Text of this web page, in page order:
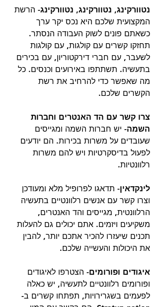
נטוורקינג, נטוורקינג, נטוורקינג- הרשת
המקצועית שלכם היא נכס יקר ערך
כשאתם פונים לשוק העבודה הנסתר.
תחזקו קשרים עם קולגות, עם קולגות
לשעבר, עם חברי דירקטוריון, עם בכירים
בתעשיה. תשתתפו באירועים וכנסים. כל
מה שאפשר כדי להרחיב את רשת
הקשרים שלכם.
צרו קשר עם הד האנטרים וחברות
השמה- יש חברות השמה ומגייסים
שעובדים על משרות בכירות. הם יודעים
לפעול בדיסקרטיות ויש להם משרות
רלוונטיות.
לינקדאין- תדאגו לפרופיל מלא ומעודכן
וצרו קשר עם אנשים רלוונטיים בתעשיה
הרלוונטית, מגייסים והד האנטרים,
משקיעים ויזמים. אתם יכולים גם להעלות
תכנים שיעזרו להכיר אתכם יותר, להבין
את היכולות והעשייה שלכם.
איגודים ופורומים- הצטרפו לאיגודים
ופורומים רלוונטיים לתעשיה, יש כאלה
לפעמים בשגרירויות, תפתחו קשרים ב-